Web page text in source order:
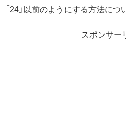
「24」以前のようにする方法につ
スポンサー